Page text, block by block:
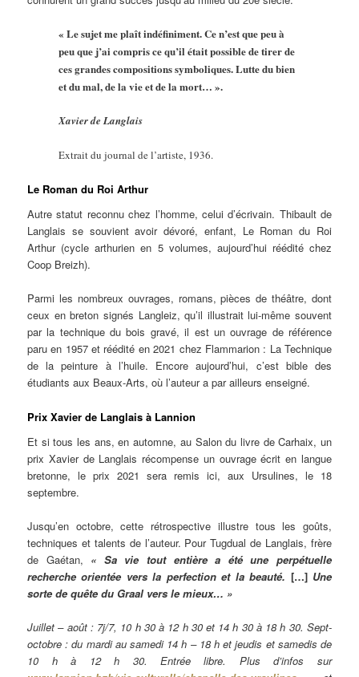
« Le sujet me plaît indéfiniment. Ce n’est que peu à
peu que j’ai compris ce qu’il était possible de tirer de
ces grandes compositions symboliques. Lutte du bien
et du mal, de la vie et de la mort… ».
Xavier de Langlais
Extrait du journal de l’artiste, 1936.
Le Roman du Roi Arthur
Autre statut reconnu chez l’homme, celui d’écrivain. Thibault de
Langlais se souvient avoir dévoré, enfant, Le Roman du Roi
Arthur (cycle arthurien en 5 volumes, aujourd’hui réédité chez
Coop Breizh).
Parmi les nombreux ouvrages, romans, pièces de théâtre, dont
ceux en breton signés Langleiz, qu’il illustrait lui-même souvent
par la technique du bois gravé, il est un ouvrage de référence
paru en 1957 et réédité en 2021 chez Flammarion : La Technique
de la peinture à l’huile. Encore aujourd’hui, c’est bible des
étudiants aux Beaux-Arts, où l’auteur a par ailleurs enseigné.
Prix Xavier de Langlais à Lannion
Et si tous les ans, en automne, au Salon du livre de Carhaix, un
prix Xavier de Langlais récompense un ouvrage écrit en langue
bretonne, le prix 2021 sera remis ici, aux Ursulines, le 18
septembre.
Jusqu’en octobre, cette rétrospective illustre tous les goûts,
techniques et talents de l’auteur. Pour Tugdual de Langlais, frère
de Gaétan, « Sa vie tout entière a été une perpétuelle
recherche orientée vers la perfection et la beauté. […] Une
sorte de quête du Graal vers le mieux… »
Juillet – août : 7j/7, 10 h 30 à 12 h 30 et 14 h 30 à 18 h 30. Sept-
octobre : du mardi au samedi 14 h – 18 h et jeudis et samedis de
10 h à 12 h 30. Entrée libre. Plus d’infos sur